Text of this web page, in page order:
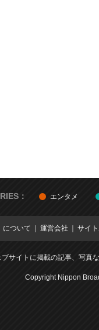
： エンタメ
について 運営会社 サイ
ブサイトに掲載の記事、写真
Copyright Nippon